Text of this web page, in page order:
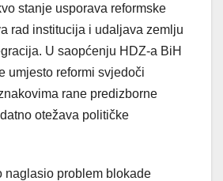
stanje usporava reformske
rad institucija i udaljava zemlju
U saopćenju HDZ-a BiH
umjesto reformi svjedoči
rane predizborne
otežava političke
naglasio problem blokade